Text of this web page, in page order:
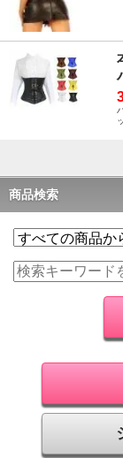
商品検索